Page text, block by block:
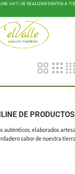
24/7 | SE REALIZAN ENVÍOS A
DE
auténticos, elaborados
sabor de nuestra tierra.